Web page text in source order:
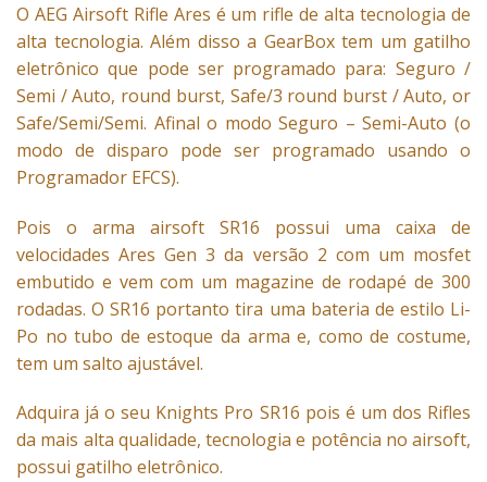
O AEG Airsoft Rifle Ares é um rifle de alta tecnologia de
alta tecnologia. Além disso a GearBox tem um gatilho
eletrônico que pode ser programado para: Seguro /
Semi / Auto, round burst, Safe/3 round burst / Auto, or
Safe/Semi/Semi. Afinal o modo Seguro – Semi-Auto (o
modo de disparo pode ser programado usando o
Programador EFCS).
Pois o arma airsoft SR16 possui uma caixa de
velocidades Ares Gen 3 da versão 2 com um mosfet
embutido e vem com um magazine de rodapé de 300
rodadas. O SR16 portanto tira uma bateria de estilo Li-
Po no tubo de estoque da arma e, como de costume,
tem um salto ajustável.
Adquira já o seu Knights Pro SR16 pois é um dos Rifles
da mais alta qualidade, tecnologia e potência no airsoft,
possui gatilho eletrônico.